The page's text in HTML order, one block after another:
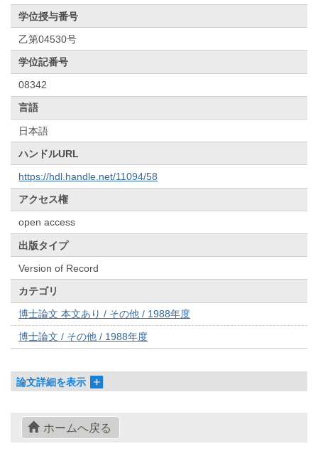
学位授与番号
乙第04530号
学位記番号
08342
言語
日本語
ハンドルURL
https://hdl.handle.net/11094/58
アクセス権
open access
出版タイプ
Version of Record
カテゴリ
博士論文 本文あり / その他 / 1988年度
博士論文 / その他 / 1988年度
論文詳細を表示
ホームへ戻る